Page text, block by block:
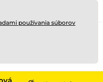
používania súborov